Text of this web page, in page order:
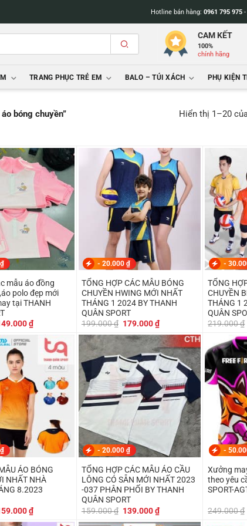
Hotline bán hàng: 0961 795 975-
CAM KẾT
100%
chính hãng
TRANG PHỤC TRẺ EM BALO – TÚI XÁCH PHỤ KIỆN
bóng chuyền” Hiển thị 1–20
₫
mẫu áo đồng
polo đẹp mới
tại THANH
là:
₫.
₫Giá
hiện
149.000 ₫.
- 20.000 ₫
TỔNG HỢP CÁC MẪU BÓNG
CHUYỀN HWING MỚI NHẤT
THÁNG 1 2024 BY THANH
QUÂN SPORT
199.000₫ Giá
là:
199.000 ₫.
179.000₫Giá
hiện
tại
là:
179.000 ₫.
-
TỔNG
CHUYỀN
THÁNG 1
QUÂN
219.000₫
₫
ÁO BÓNG
NHẤT NHÀ
8.2023
₫Giá
hiện
- 20.000 ₫
TỔNG HỢP CÁC MẪU ÁO CẦU
LÔNG CÓ SẴN MỚI NHẤT 2023
-037 PHÂN PHỐI BY THANH
QUÂN SPORT
159.000₫ Giá
139.000₫Giá
hiện
-
Xưởng
theo yêu
SPORT-
249.000₫